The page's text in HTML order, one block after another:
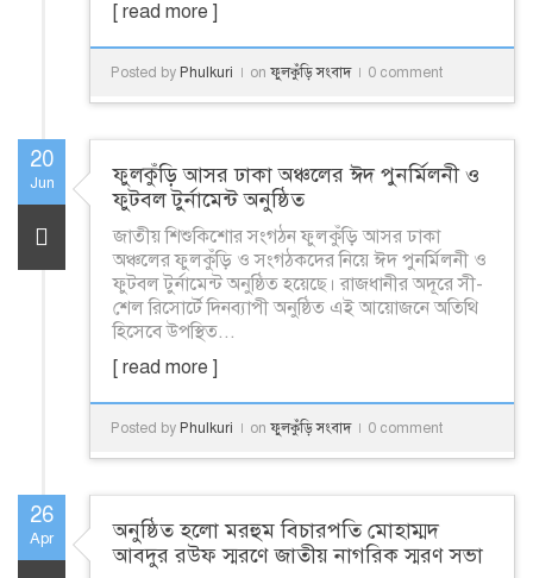
[ read more ]
Posted by Phulkuri on ফুলকুঁড়ি সংবাদ 0 comment
20
Jun
ফুলকুঁড়ি আসর ঢাকা অঞ্চলের ঈদ পুনর্মিলনী ও
ফুটবল টুর্নামেন্ট অনুষ্ঠিত
জাতীয় শিশুকিশোর সংগঠন ফুলকুঁড়ি আসর ঢাকা
অঞ্চলের ফুলকুঁড়ি ও সংগঠকদের নিয়ে ঈদ পুনর্মিলনী ও
ফুটবল টুর্নামেন্ট অনুষ্ঠিত হয়েছে। রাজধানীর অদূরে সী-
শেল রিসোর্টে দিনব্যাপী অনুষ্ঠিত এই আয়োজনে অতিথি
হিসেবে উপস্থিত...
[ read more ]
Posted by Phulkuri on ফুলকুঁড়ি সংবাদ 0 comment
26
Apr
অনুষ্ঠিত হলো মরহুম বিচারপতি মোহাম্মদ
আবদুর রউফ স্মরণে জাতীয় নাগরিক স্মরণ সভা